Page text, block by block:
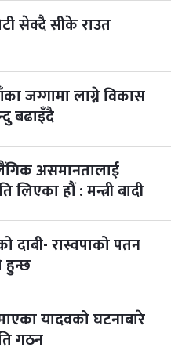
सेक्दै सीके राउत
जग्गामा लाग्ने विकास
बढाइँदै
असमानतालाई
लिएका हौं : मन्त्री बादी
दाबी- रास्वपाको पतन
हुन्छ
यादवको घटनाबारे
गठन